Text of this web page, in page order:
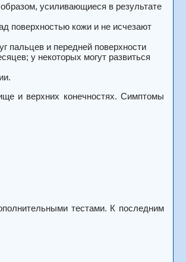
усиливающиеся в результате
поверхностью кожи и не исчезают
пальцев и передней поверхности
у некоторых могут развиться
и верхних конечностях. Симптомы
тестами. К последним